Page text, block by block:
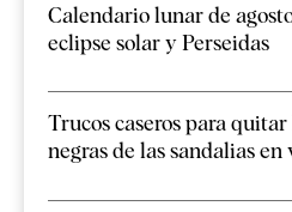
Calendario lunar de
eclipse solar y Perseidas
Trucos caseros para
negras de las sandalias en